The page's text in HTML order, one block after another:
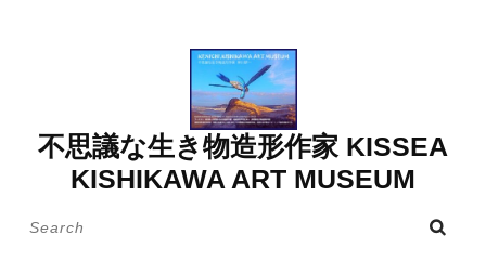
不思議な生き物造形作家 KISSEA
KISHIKAWA ART MUSEUM